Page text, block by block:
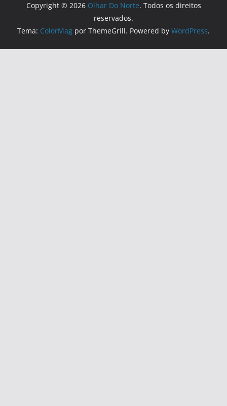
Copyright © 2026 Olhar Do Norte. Todos os direitos
reservados.
Tema: ColorMag por ThemeGrill. Powered by WordPress.